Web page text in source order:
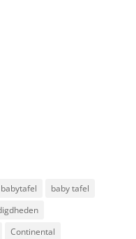
babytafel
baby tafel
Continental